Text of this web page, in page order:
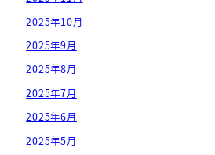
2025年10月
2025年9月
2025年8月
2025年7月
2025年6月
2025年5月